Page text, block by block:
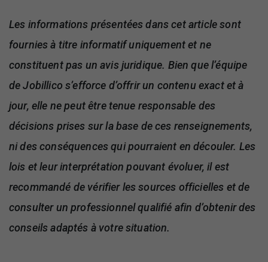
Les informations présentées dans cet article sont
fournies à titre informatif uniquement et ne
constituent pas un avis juridique. Bien que l’équipe
de Jobillico s’efforce d’offrir un contenu exact et à
jour, elle ne peut être tenue responsable des
décisions prises sur la base de ces renseignements,
ni des conséquences qui pourraient en découler. Les
lois et leur interprétation pouvant évoluer, il est
recommandé de vérifier les sources officielles et de
consulter un professionnel qualifié afin d’obtenir des
conseils adaptés à votre situation.